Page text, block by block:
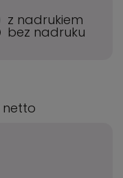
z nadrukiem
bez nadruku
netto